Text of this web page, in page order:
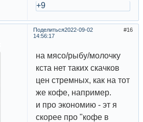
+9
Поделиться 16
2022-09-02
14:56:17
на мясо/рыбу/молочку
кста нет таких скачков
цен стремных, как на тот
же кофе, например.
и про экономию - эт я
скорее про "кофе в